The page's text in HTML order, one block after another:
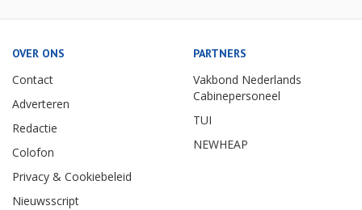
OVER ONS
Contact
Adverteren
Redactie
Colofon
Privacy & Cookiebeleid
Nieuwsscript
PARTNERS
Vakbond Nederlands
Cabinepersoneel
TUI
NEWHEAP